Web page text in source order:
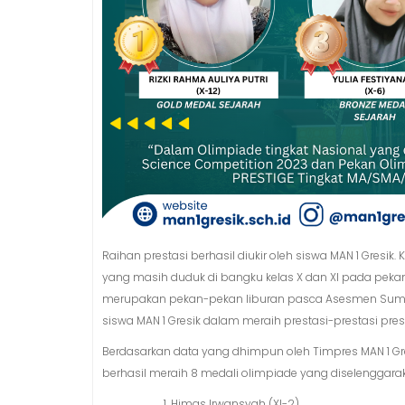
Raihan prestasi berhasil diukir oleh siswa MAN 1
yang masih duduk di bangku kelas X dan XI pada
merupakan pekan-pekan liburan pasca Asesmen
siswa MAN 1 Gresik dalam meraih prestasi-prestasi
Berdasarkan data yang dhimpun oleh Timpres MAN 1
berhasil meraih 8 medali olimpiade yang